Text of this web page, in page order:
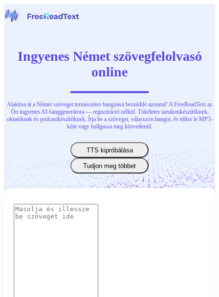
Eszközök
Magyar
Ingyenes Német szövegfelolvasó
online
Alakítsa át a Német szöveget természetes hangzású beszéddé azonnal! A FreeReadText az
Ön ingyenes AI hanggenerátora — regisztráció nélkül. Tökéletes tartalomkészítőknek,
oktatóknak és podcastkészítőknek. Írja be a szöveget, válasszon hangot, és töltse le MP3-
ként vagy hallgassa meg közvetlenül.
TTS kipróbálása
Tudjon meg többet